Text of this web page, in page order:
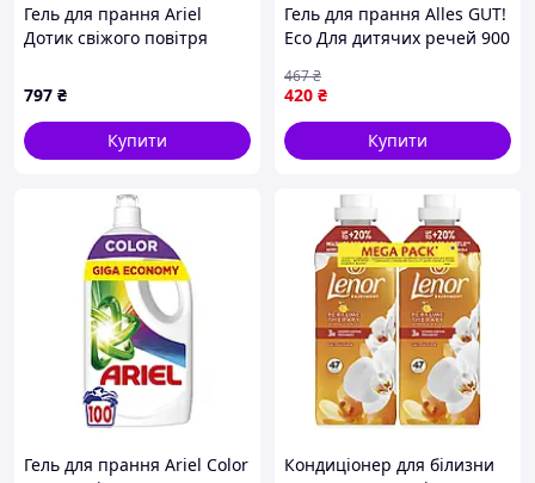
Гель для прання Ariel
Дотик свіжого повітря
797 ₴
Купити
Гель для прання Alles GUT!
Eco Для дитячих речей 900
420 ₴
467₴
Купити
Гель для прання Ariel Color
Кондиціонер для білизни